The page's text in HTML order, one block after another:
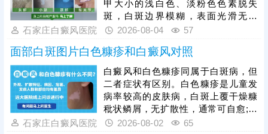
院做科学检查，明确诊断、规避误诊
漏诊。白癜风早期是治疗黄金时机，
及时开展科学对症治疗，复色效率更
高、预后更
甲大小的浅白色、淡粉色色素脱失
斑，白斑边界模糊，表面光滑无鳞
屑、无红肿瘙痒、无疼痛刺痛等不适
具备极强的扩散性，手部关节活动频
繁、易受摩擦暴晒，若初期放任不
管，白斑会逐渐扩大、融合，色素脱
失加重，边界变得清晰，甚至蔓延至
整只手背、手指。白癜风初期黑色素
细胞未完全受损，是治疗的黄金时
机，患者需及时就医，结合自身白斑
石家庄白癜风医院 2026-08-04 57
面部白斑图片白色糠疹和白癜风对照
白癜风和白色糠疹同属于白斑病，但
二者症状有区别。白色糠疹是儿童发
病率较高的皮肤病，白斑上覆干燥糠
秕状鳞屑，无扩散性，通常可自愈;白
癜风发病人群广泛，白斑形成部位随
石家庄白癜风医院 2026-08-02 65